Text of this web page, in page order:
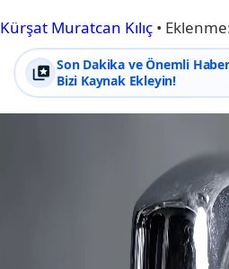
Kürşat Muratcan Kılıç •
Son Dakika ve Önemli
Bizi Kaynak Ekleyin!